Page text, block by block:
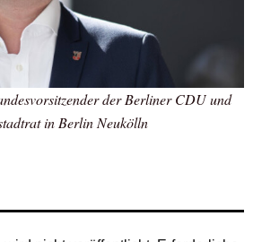
der Berliner CDU und
in Berlin Neukölln